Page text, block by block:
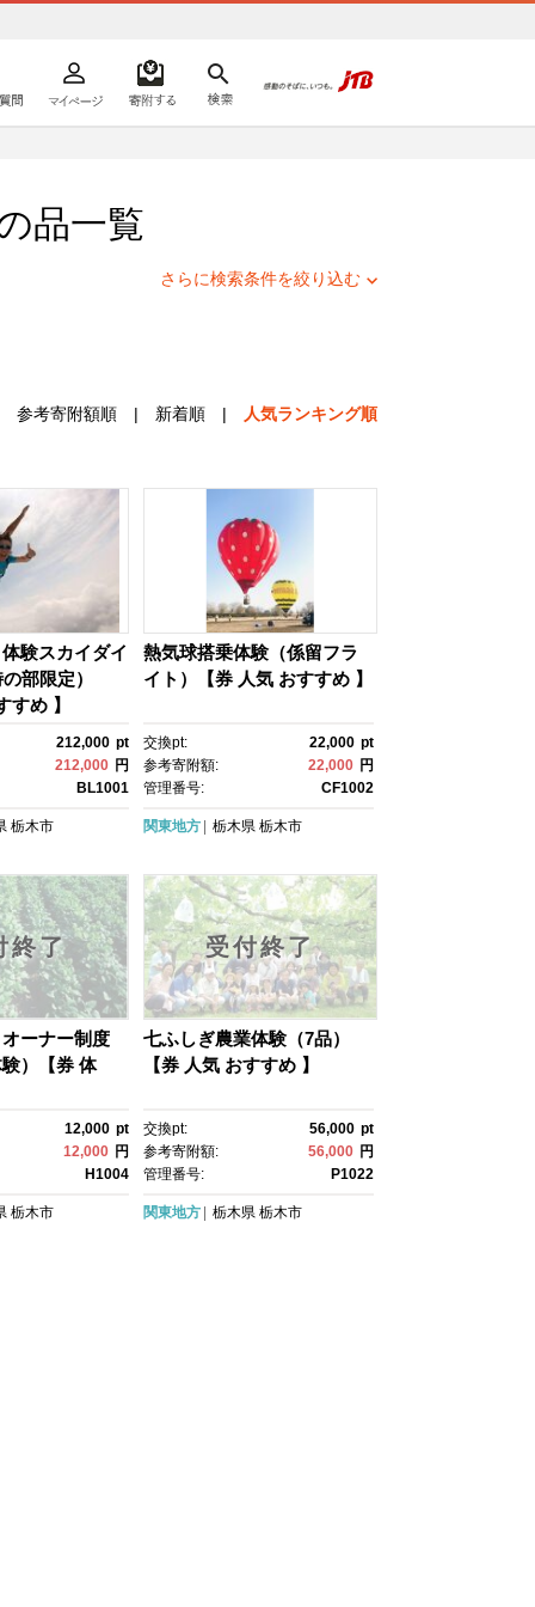
品一覧
さらに検索条件を絞り込む
参考寄附額順 | 新着順 | 人気ランキング順
験スカイダイ
部限定）
すめ 】
212,000 pt
212,000 円
BL1001
栃木市
熱気球搭乗体験（係留フラ
イト）【券 人気 おすすめ 】
交換pt: 22,000 pt
参考寄附額:
22,000 円
管理番号:
CF1002
関東地方 栃木県 栃木市
終了
ーナー制度
）【券 体
12,000 pt
12,000 円
H1004
栃木市
受付終了
七ふしぎ農業体験（7品）
【券 人気 おすすめ 】
交換pt: 56,000 pt
参考寄附額:
56,000 円
管理番号:
P1022
関東地方 栃木県 栃木市